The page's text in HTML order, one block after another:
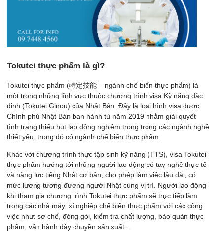
Tokutei thực phẩm là gì?
Tokutei thực phẩm (特定技能 – ngành chế biến thực phẩm) là
một trong những lĩnh vực thuộc chương trình visa Kỹ năng đặc
định (Tokutei Ginou) của Nhật Bản. Đây là loại hình visa được
Chính phủ Nhật Bản ban hành từ năm 2019 nhằm giải quyết
tình trạng thiếu hụt lao động nghiêm trọng trong các ngành nghề
thiết yếu, trong đó có ngành chế biến thực phẩm.
Khác với chương trình thực tập sinh kỹ năng (TTS), visa Tokutei
thực phẩm hướng tới những người lao động có tay nghề thực tế
và năng lực tiếng Nhật cơ bản, cho phép làm việc lâu dài, có
mức lương tương đương người Nhật cùng vị trí. Người lao động
khi tham gia chương trình Tokutei thực phẩm sẽ trực tiếp làm
trong các nhà máy, xí nghiệp chế biến thực phẩm với các công
việc như: sơ chế, đóng gói, kiểm tra chất lượng, bảo quản thực
phẩm, vận hành dây chuyền sản xuất…